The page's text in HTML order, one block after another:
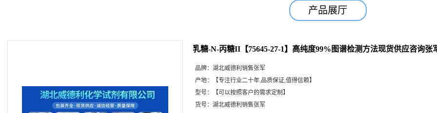
产品展厅
乳糖-N-丙糖II【75645-27-1】高纯度99%图谱检测方法现货供应咨询张
品牌： 湖北威德利销售张军
产地：
【专注行业二十年,品质保证,值得信赖】
型号：
【可以按照客户的需求定制】
货号： 湖北威德利销售张军